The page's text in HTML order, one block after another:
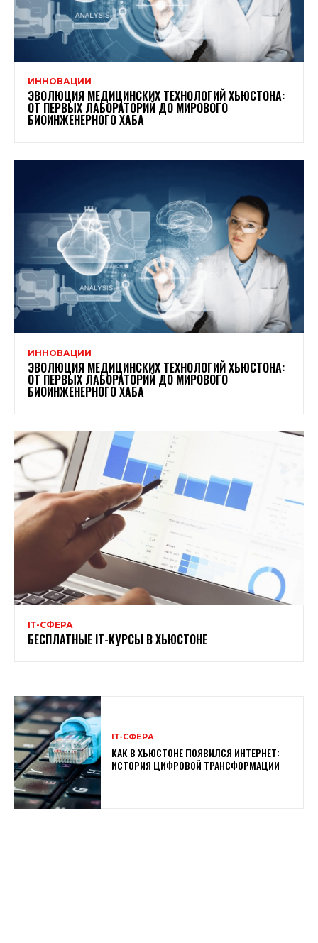
ИННОВАЦИИ
ЭВОЛЮЦИЯ МЕДИЦИНСКИХ ТЕХНОЛОГИЙ ХЬЮСТОНА:
ОТ ПЕРВЫХ ЛАБОРАТОРИЙ ДО МИРОВОГО
БИОИНЖЕНЕРНОГО ХАБА
ИННОВАЦИИ
ЭВОЛЮЦИЯ МЕДИЦИНСКИХ ТЕХНОЛОГИЙ ХЬЮСТОНА:
ОТ ПЕРВЫХ ЛАБОРАТОРИЙ ДО МИРОВОГО
БИОИНЖЕНЕРНОГО ХАБА
ІТ-СФЕРА
БЕСПЛАТНЫЕ ІТ-КУРСЫ В ХЬЮСТОНЕ
ІТ-СФЕРА
КАК В ХЬЮСТОНЕ ПОЯВИЛСЯ ИНТЕРНЕТ:
ИСТОРИЯ ЦИФРОВОЙ ТРАНСФОРМАЦИИ